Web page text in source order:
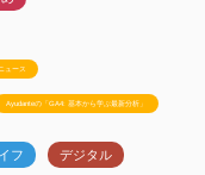
ュース
Ayudanteの「GA4: 基本から学ぶ最新分析」
フ デジタル